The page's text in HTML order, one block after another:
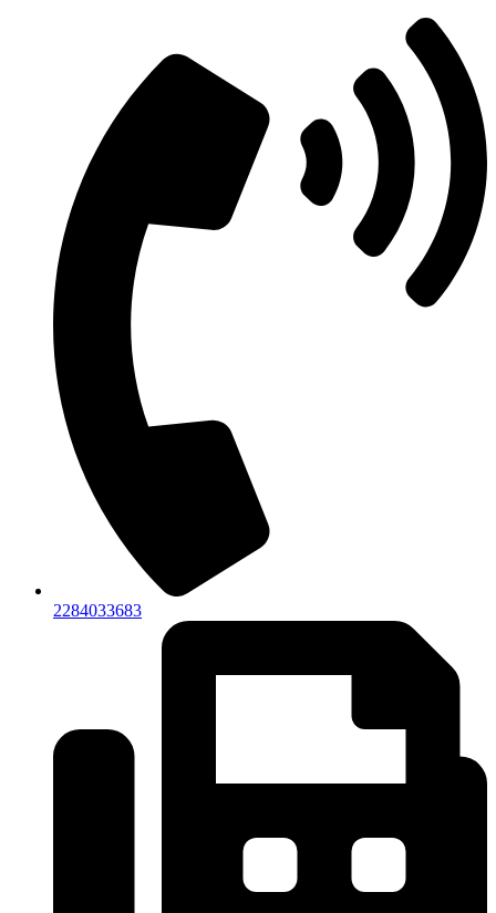
2284033683